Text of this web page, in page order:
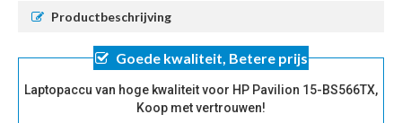
Productbeschrijving
Goede kwaliteit, Betere prijs
Laptopaccu van hoge kwaliteit voor HP Pavilion 15-BS566TX,
Koop met vertrouwen!